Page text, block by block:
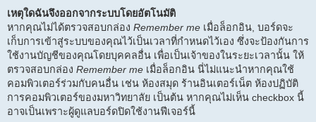
เหตุใดฉันจึงออกจากระบบโดยอัตโนมัติ
หากคุณไม่ได้ตรวจสอบกล่อง Remember me เมื่อล็อกอิน, บอร์ดจะ
เก็บการเข้าสู่ระบบของคุณไว้เป็นเวลาที่กำหนดไว้เอง ซึ่งจะป้องกันการ
ใช้งานบัญชีของคุณโดยบุคคลอื่น เพื่อเป็นเจ้าของในระยะเวลานั้น ให้
ตรวจสอบกล่อง Remember me เมื่อล็อกอิน นี่ไม่แนะนำหากคุณใช้
คอมพิวเตอร์ร่วมกับคนอื่น เช่น ห้องสมุด ร้านอินเตอร์เน็ต ห้องปฏิบัติ
การคอมพิวเตอร์ของมหาวิทยาลัย เป็นต้น หากคุณไม่เห็น checkbox นี้
อาจเป็นเพราะผู้ดูแลบอร์ดปิดใช้งานฟีเจอร์นี้